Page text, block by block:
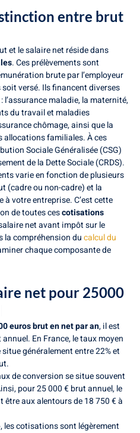
entre brut
et le salaire net réside dans
. Ces prélèvements sont
brute par l’employeur
versé. Ils financent diverses
l’assurance maladie, la maternité,
du travail et maladies
chômage, ainsi que la
familiales. À ces
Sociale Généralisée (CSG)
de la Dette Sociale (CRDS).
varie en fonction de plusieurs
(cadre ou non-cadre) et la
votre entreprise. C’est cette
de toutes cescotisations
net avant impôt sur le
la compréhension ducalcul du
chaque composante de
net pour 25000
euros brut en net par an, il est
En France, le taux moyen
généralement entre 22% et
de conversion se situe souvent
pour 25 000 € brut annuel, le
aux alentours de 18 750 € à
, les cotisations sont légèrement